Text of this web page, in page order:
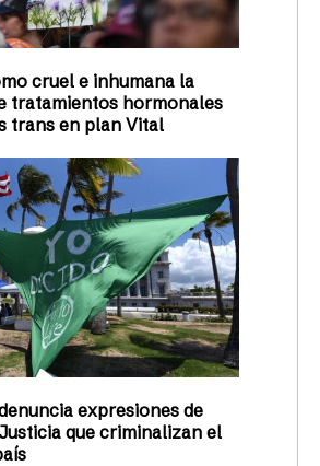
cruel e inhumana la
tratamientos hormonales
trans en plan Vital
expresiones de
que criminalizan el